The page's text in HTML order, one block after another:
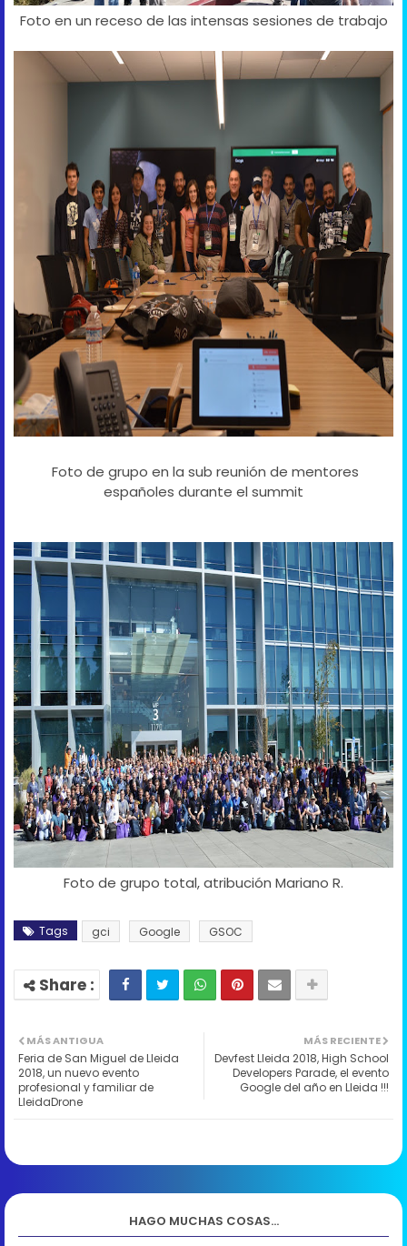
Foto en un receso de las intensas sesiones de trabajo
Foto de grupo en la sub reunión de mentores
españoles durante el summit
Foto de grupo total, atribución Mariano R.
Tags gci Google GSOC
MÁS RECIENTE
Devfest Lleida 2018, High School
Developers Parade, el evento
Google del año en Lleida !!!
MÁS ANTIGUA
Feria de San Miguel de Lleida
2018, un nuevo evento
profesional y familiar de
LleidaDrone
HAGO MUCHAS COSAS...